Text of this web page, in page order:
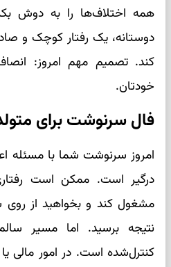
همه اختلاف‌ها را به دوش
دوستانه، یک رفتار کوچک و
کند. تصمیم مهم امروز:
خودتان.
فال سرنوشت برای
امروز سرنوشت شما با مسئله
درگیر است. ممکن است
مشغول کند و بخواهید از روی
نتیجه برسید. اما مسیر
کنترل‌شده است. در امور مالی